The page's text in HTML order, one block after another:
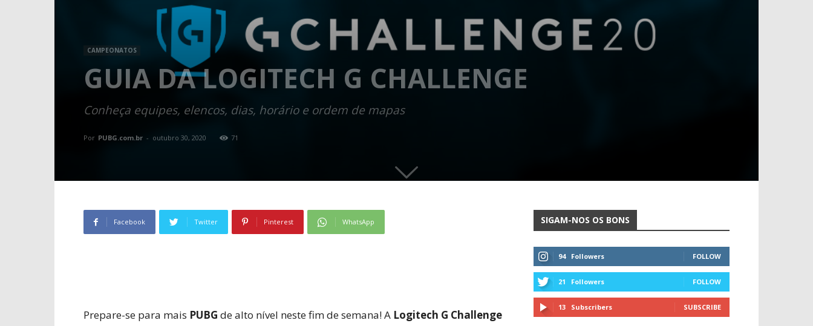
CAMPEONATOS
GUIA DA LOGITECH G CHALLENGE
Conheça equipes, elencos, dias, horário e ordem de mapas
Por PUBG.com.br - outubro 30, 2020 71
Facebook Twitter Pinterest WhatsApp
Prepare-se para mais PUBG de alto nível neste fim de semana! A Logitech G Challenge
SIGAM-NOS OS BONS
94 Followers FOLLOW
21 Followers FOLLOW
13 Subscribers SUBSCRIBE